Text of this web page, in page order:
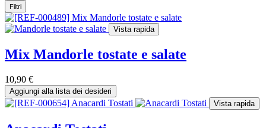
Filtri
Vista rapida
Mix Mandorle tostate e salate
10,90 €
Aggiungi alla lista dei desideri
Vista rapida